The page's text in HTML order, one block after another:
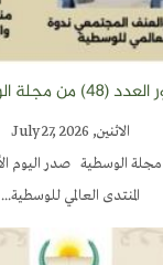
من مجلة الوسطية
الاثنين, July 27, 2026
المنتدى العالمي للوسطية...